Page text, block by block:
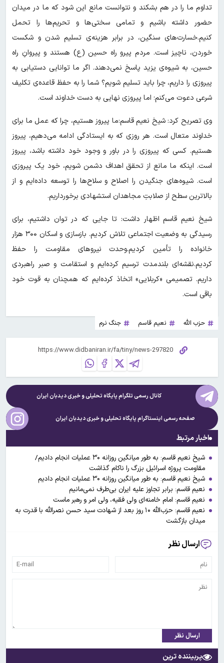
تداوم ما را در هم بشکند و نتوانست مانع این شود که ما در میدان
حضور داشته باشیم و تمامی سختی‌ها و تحریم‌ها را تحمل
کنیم.خسارت‌های سنگین، در برابر هزینه‌ی تسلیم شدن و شکست
خوردن، ناچیز است. مردم پیرو راه حسین (ع) هستند و پیروانِ راه
حسین، به شیوه‌ی یزید پاسخ نمی‌دهند. اگر ما توانایی دستیابی به
پیروزی را داریم، چرا باید تسلیم شویم؟ شما را به حفظ قاعده‌ی تکلیف
شرعی دعوت می‌کنم؛ اما پیروزی نهایی به دست خداوند است.
وی تصریح کرد: شیخ نعیم‌ قاسم:ما پیروز هستیم، چرا که عمل ما برای
خداوند متعال است. هر روزی که به ایستادگی ادامه می‌دهیم، پیروز
هستیم. کسی که پیروزی را در باور و وجود خود داشته باشد، پیروز
است. اینکه ما مانع از تحقق اهداف دشمن شویم، خود یک پیروزی
است. شیوه‌های جنگیدن را اصلاح و سلاح‌ها را توسعه داده‌ایم و از
بالاترین سطح از صلابتِ مجاهدان استشهادی برخورداریم.
شیخ نعیم قاسم اظهار داشت: تا جایی که در توان داشتیم، برای
رسیدگی به وضعیت اجتماعی تلاش کردیم. بازسازی و اسکان ۳۰۰ هزار
خانواده را تأمین کردیم.وحدت نیروهای مقاومت را حفظ
کردیم.نقشه‌ای بلندمدت ترسیم کرده‌ایم و استقامت و صبر راهبردی
داریم. تصمیمی «کربلایی» اتخاذ کرده‌ایم که همچنان به قوت خود
باقی است.
حزب الله نعیم قاسم جنگ نرم
کانال رسمی تلگرام پایگاه تحلیلی و خبریدیدبان ایران
صفحه رسمی اینستاگرام پایگاه تحلیلی و خبریدیدبان ایران
اخبار مرتبط
شیخ نعیم قاسم: به طور میانگین روزانه ۳۰ عملیات انجام دادیم/
مقاومت پروژه اسرائیل بزرگ را ناکام گذاشت
شیخ نعیم قاسم: به طور میانگین روزانه ۳۰ عملیات انجام دادیم
نعیم قاسم: برابر تجاوز علیه ایران بی‌طرف نمی‌مانیم
نعیم قاسم: امام خامنه‌ای ولی فقیه، ولی امر و رهبر ماست
نعیم قاسم: حزب‌الله ۱۰ روز بعد از شهادت سید حسن نصرالله با قدرت به
میدان بازگشت
ارسال نظر
ارسال نظر
پربیننده ترین